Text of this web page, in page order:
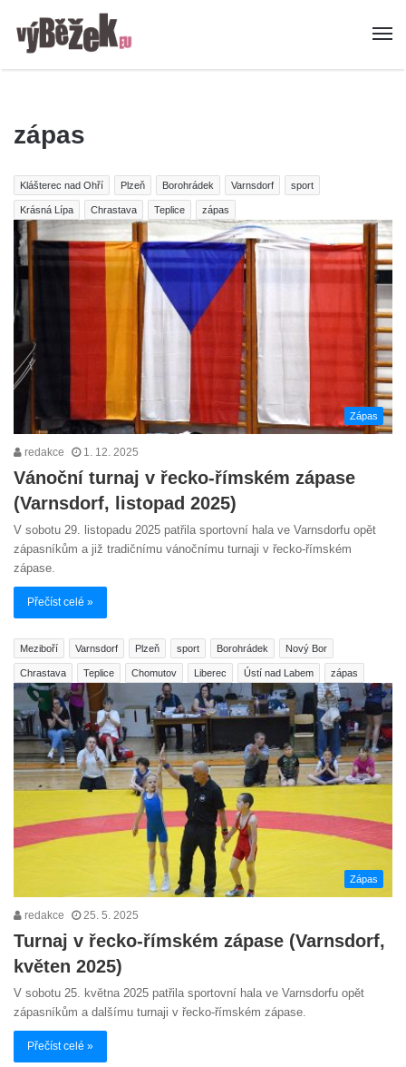
zápas
Klášterec nad Ohří Plzeň Borohrádek Varnsdorf sport
Krásná Lípa Chrastava Teplice zápas
Zápas
redakce 1. 12. 2025
Vánoční turnaj v řecko-římském zápase
(Varnsdorf, listopad 2025)
V sobotu 29. listopadu 2025 patřila sportovní hala ve Varnsdorfu opět
zápasníkům a již tradičnímu vánočnímu turnaji v řecko-římském
zápase.
Přečíst celé »
Meziboří Varnsdorf Plzeň sport Borohrádek Nový Bor
Chrastava Teplice Chomutov Liberec Ústí nad Labem zápas
Zápas
redakce 25. 5. 2025
Turnaj v řecko-římském zápase (Varnsdorf,
květen 2025)
V sobotu 25. května 2025 patřila sportovní hala ve Varnsdorfu opět
zápasníkům a dalšímu turnaji v řecko-římském zápase.
Přečíst celé »